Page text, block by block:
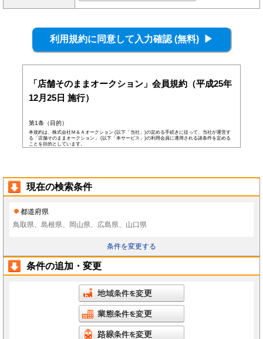
「店舗そのままオークション」会員規約（平成25年
12月25日 施行）
第1条（目的）
本規約は、株式会社Ｍ＆Ａオークション (以下「当社」)の定める手続きに従って、当社が運営す
る「店舗そのままオークション」 (以下「本サービス」)の利用会員に適用される諸条件を定める
ことを目的としています。
以下の各号の条件を全て満たした者を本サービスの会員(以下「会員」)とします。
本規約に同意した者
当社所定の登録情報を当社へ提出した者
前項にかかわらず、以下の各号のいずれかに当てはまる者は会員となる資格を持たないもの
とし、会員登録が否認されることがあります。
なお、既に会員として登録されている者が以下の条件に当てはまっている場合、当社は何ら
通告なく、当社の判断により随時に本サービスを中止、もしくはその者の会員としての資格
録の際に後見人その他の法定代理人の同意等を得ている場合を除きます)
日本国外に在住の者
当社へ虚偽の事項を報告した者
破産状態もしくはそれと同等の状態にあり、信用状態が著しく悪化している者
二重に会員登録している者
当社、本サービス、又は他の会員の信用もしくは権利を侵害する恐れがあると当社が
暴力団員(準構成員個人を含みます)、その他の反社会的団体の構成員等
公序良俗に反する行為をした者
犯罪歴がある者
過去に当社より会員登録を取り消されたことがある者
現在の検索条件
都道府県
鳥取県、島根県、岡山県、広島県、山口県
条件を変更する
条件の追加・変更